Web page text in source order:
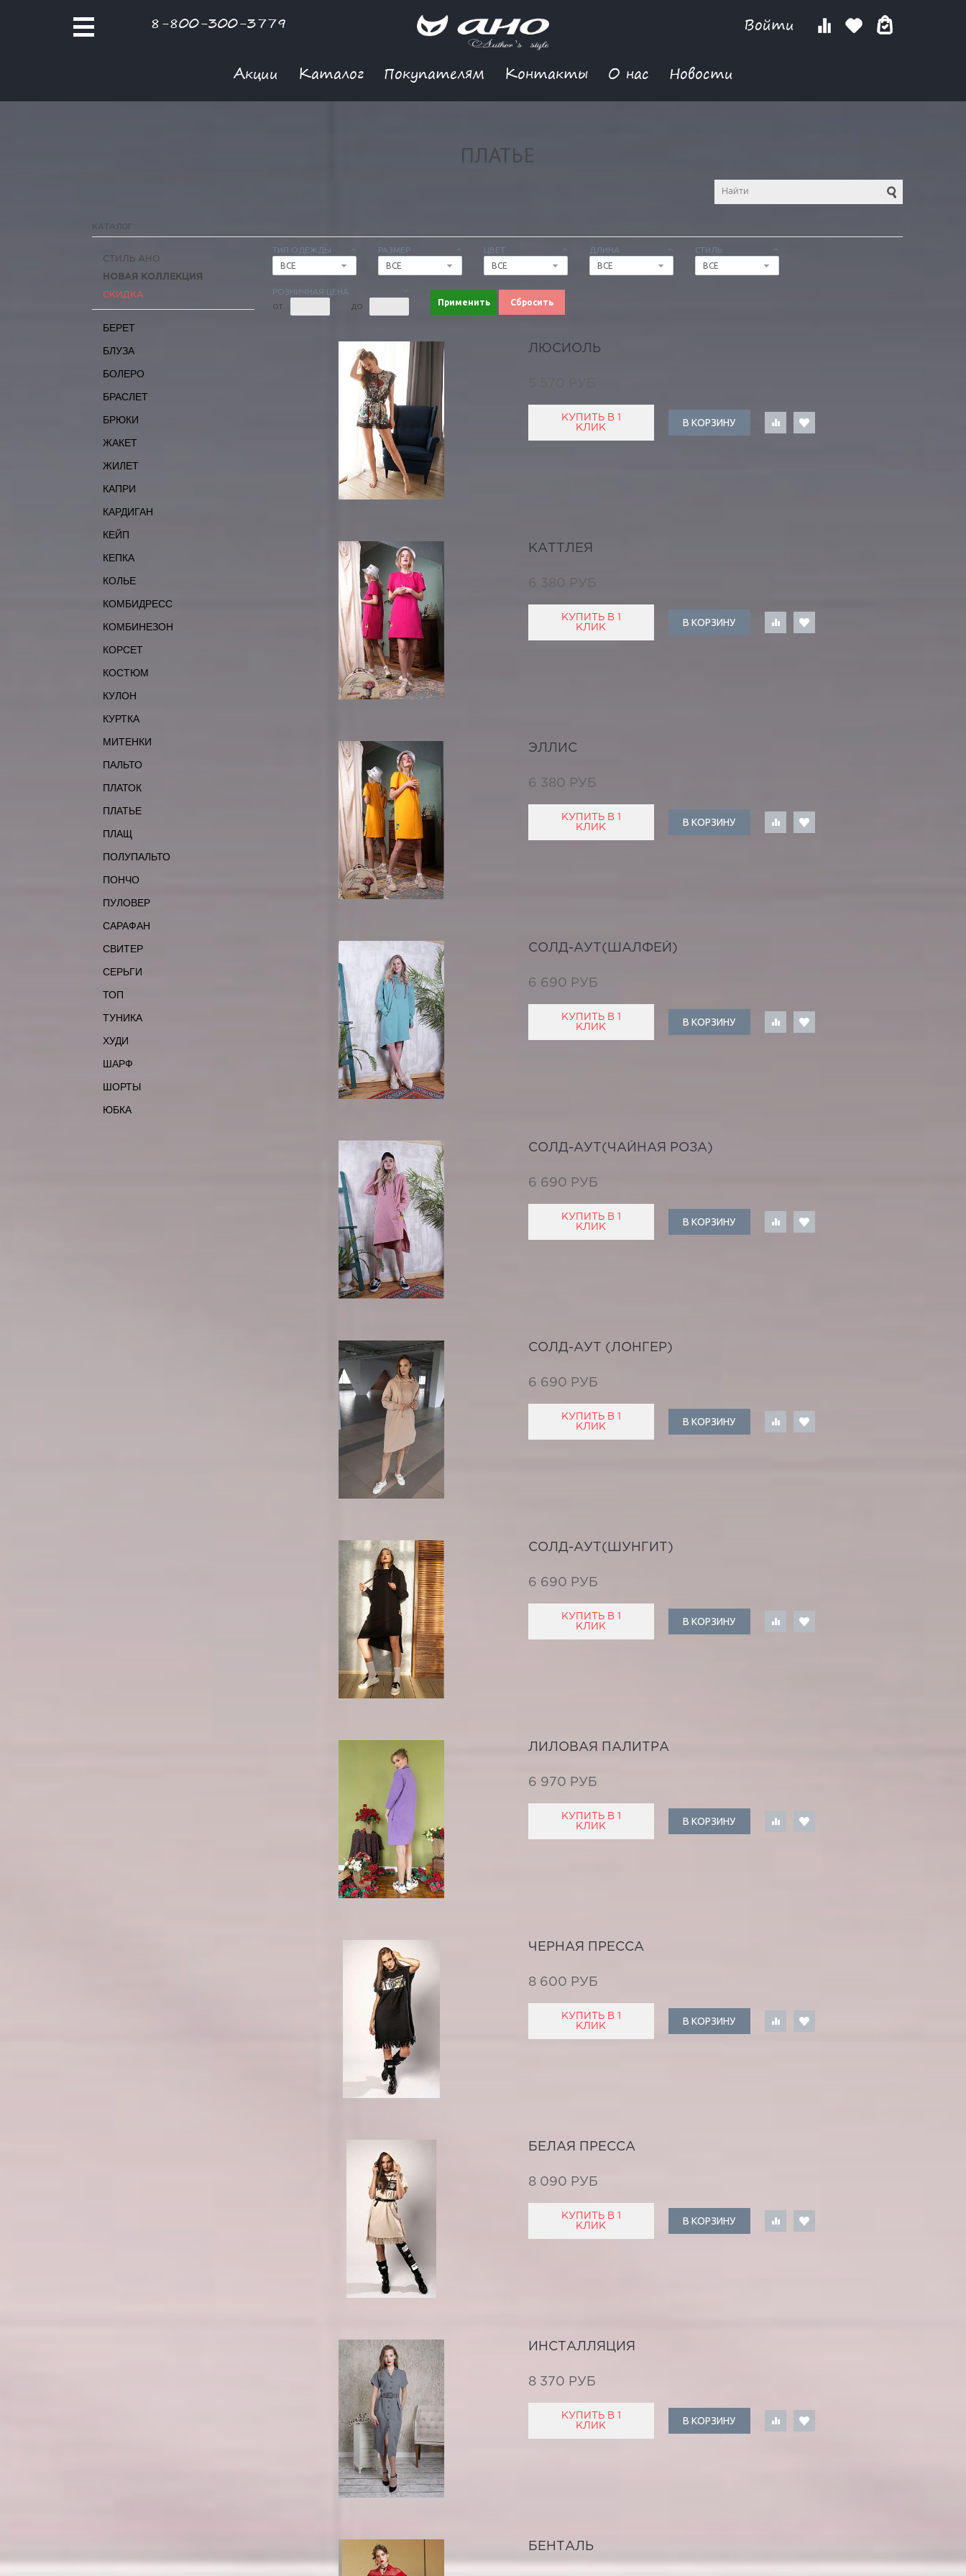
8-800-300-3779 Войти
Акции Каталог Покупателям Контакты О нас Новости
ПЛАТЬЕ
КАТАЛОГ
ТИП ОДЕЖДЫ
ВСЕ
РАЗМЕР
ВСЕ
ЦВЕТ
ВСЕ
ДЛИНА
ВСЕ
СТИЛЬ
ВСЕ
РОЗНИЧНАЯ ЦЕНА
ОТ ДО Применить Сбросить
СТИЛЬ АНО
НОВАЯ КОЛЛЕКЦИЯ
СКИДКА
БЕРЕТ
БЛУЗА
БОЛЕРО
БРАСЛЕТ
БРЮКИ
ЖАКЕТ
ЖИЛЕТ
КАПРИ
КАРДИГАН
КЕЙП
КЕПКА
КОЛЬЕ
КОМБИДРЕСС
КОМБИНЕЗОН
КОРСЕТ
КОСТЮМ
КУЛОН
КУРТКА
МИТЕНКИ
ПАЛЬТО
ПЛАТОК
ПЛАТЬЕ
ПЛАЩ
ПОЛУПАЛЬТО
ПОНЧО
ПУЛОВЕР
САРАФАН
СВИТЕР
СЕРЬГИ
ТОП
ТУНИКА
ХУДИ
ШАРФ
ШОРТЫ
ЮБКА
ЛЮСИОЛЬ
КУПИТЬ В 1
КЛИК
В КОРЗИНУ
КАТТЛЕЯ
6 380 РУБ
КУПИТЬ В 1
КЛИК
В КОРЗИНУ
ЭЛЛИС
6 380 РУБ
КУПИТЬ В 1
КЛИК
В КОРЗИНУ
СОЛД-АУТ(ШАЛФЕЙ)
6 690 РУБ
КУПИТЬ В 1
КЛИК
В КОРЗИНУ
СОЛД-АУТ(ЧАЙНАЯ РОЗА)
6 690 РУБ
КУПИТЬ В 1
КЛИК
В КОРЗИНУ
СОЛД-АУТ (ЛОНГЕР)
6 690 РУБ
КУПИТЬ В 1
КЛИК
В КОРЗИНУ
СОЛД-АУТ(ШУНГИТ)
6 690 РУБ
КУПИТЬ В 1
КЛИК
В КОРЗИНУ
ЛИЛОВАЯ ПАЛИТРА
6 970 РУБ
КУПИТЬ В 1
КЛИК
В КОРЗИНУ
ЧЕРНАЯ ПРЕССА
8 600 РУБ
КУПИТЬ В 1
КЛИК
В КОРЗИНУ
БЕЛАЯ ПРЕССА
8 090 РУБ
КУПИТЬ В 1
КЛИК
В КОРЗИНУ
ИНСТАЛЛЯЦИЯ
8 370 РУБ
КУПИТЬ В 1
КЛИК
В КОРЗИНУ
БЕНТАЛЬ